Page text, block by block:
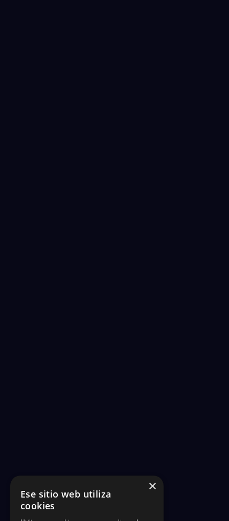
×
Ese sitio web utiliza
cookies